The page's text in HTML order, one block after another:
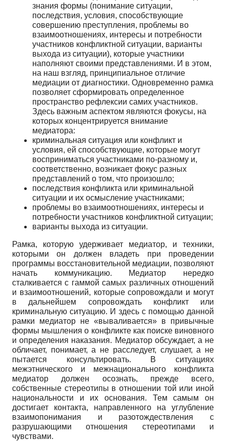
знания формы (понимание ситуации,
последствия, условия, способствующие
совершению преступления, проблемы во
взаимоотношениях, интересы и потребности
участников конфликтной ситуации, варианты
выхода из ситуации), которые участники
наполняют своими представлениями. И в этом,
на наш взгляд, принципиальное отличие
медиации от диагностики. Одновременно рамка
позволяет сформировать определенное
пространство рефлексии самих участников.
Здесь важным аспектом являются фокусы, на
которых концентрируется внимание
медиатора:
криминальная ситуация или конфликт и
условия, ей способствующие, которые могут
восприниматься участниками по-разному и,
соответственно, возникает фокус разных
представлений о том, что произошло;
последствия конфликта или криминальной
ситуации и их осмысление участниками;
проблемы во взаимоотношениях, интересы и
потребности участников конфликтной ситуации;
варианты выхода из ситуации.
Рамка, которую удерживает медиатор, и техники,
которыми он должен владеть при проведении
программы восстановительной медиации, позволяют
начать коммуникацию. Медиатор нередко
сталкивается с гаммой самых различных отношений
и взаимоотношений, которые сопровождали и могут
в дальнейшем сопровождать конфликт или
криминальную ситуацию. И здесь с помощью данной
рамки медиатор не «вываливается» в привычные
формы мышления о конфликте как поиске виновного
и определения наказания. Медиатор обсуждает, а не
обличает, понимает, а не расследует, слушает, а не
пытается консультировать. В ситуациях
межэтнического и межнационального конфликта
медиатор должен осознать, прежде всего,
собственные стереотипы в отношении той или иной
национальности и их основания. Тем самым он
достигает контакта, направленного на углубление
взаимопонимания и разотождествления с
разрушающими отношения стереотипами и
чувствами.